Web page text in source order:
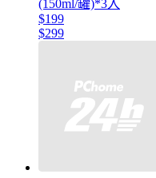
(150ml/罐)*3入
$199
$299